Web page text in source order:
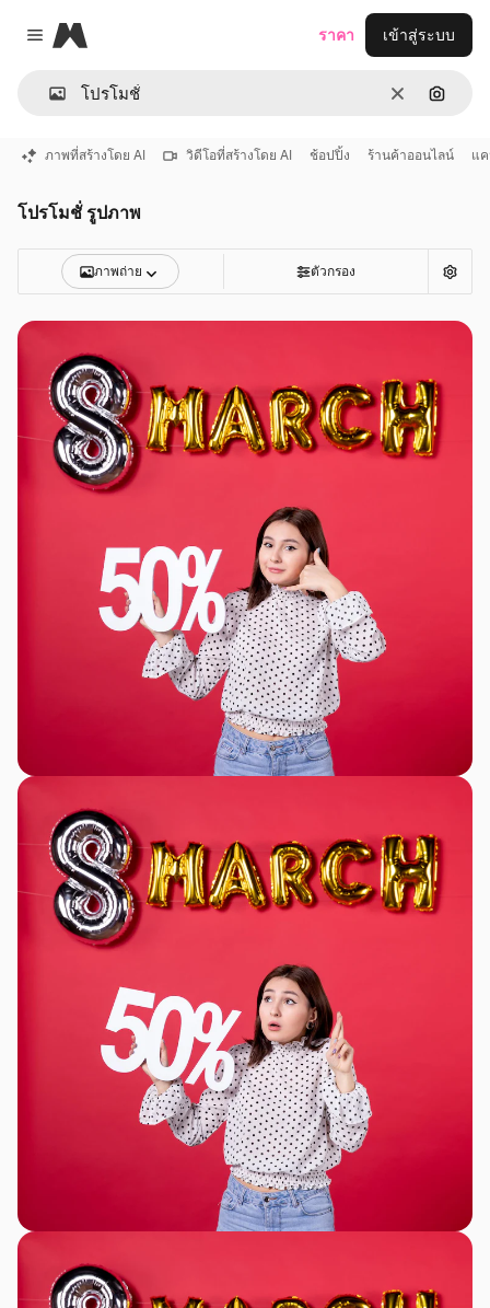
Close menu
Magnific
ชัดเจนค้นหา
ราคา เข้าสู่ระบบ
ภาพที่สร้างโดย AI วิดีโอที่สร้างโดย AI ช้อปปิ้ง ร้านค้าออนไลน์ แ
โปรโมชั่ รูปภาพ
ภาพถ่าย ตัวกรอง